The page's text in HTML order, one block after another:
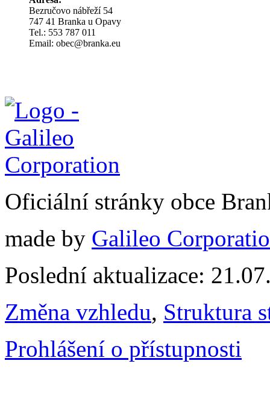
Bezručovo nábřeží 54
747 41 Branka u Opavy
Tel.: 553 787 011
Email: obec@branka.eu
Oficiální stránky obce
made by Galileo
Poslední aktualizace:
Změna vzhledu, Struktura
Prohlášení o přístupnosti